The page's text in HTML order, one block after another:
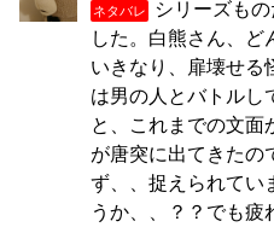
ネタバレ
シリーズも
した。白熊さん、ど
いきなり、扉壊せる
は男の人とバトルし
と、これまでの文面
が唐突に出てきたの
ず、、捉えられてい
うか、、？？でも疲